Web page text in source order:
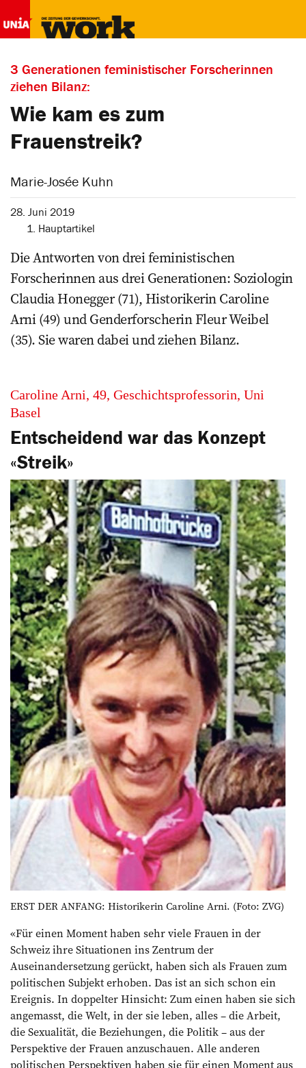
3 Generationen feministischer Forscherinnen
ziehen Bilanz:
Wie kam es zum
Frauenstreik?
Marie-Josée Kuhn
28. Juni 2019
1. Hauptartikel
Die Antworten von drei feministischen
Forscherinnen aus drei Generationen: Soziologin
Claudia Honegger (71), Historikerin Caroline
Arni (49) und Genderforscherin Fleur Weibel
(35). Sie waren dabei und ziehen Bilanz.
Caroline Arni, 49, Geschichtsprofessorin, Uni
Basel
Entscheidend war das ­Konzept
«Streik»
ERST DER ANFANG: Historikerin Caroline Arni. (Foto: ZVG)
«Für einen Moment haben sehr viele Frauen in der
Schweiz ihre ­Situationen ins Zen­trum der
Auseinandersetzung gerückt, haben sich als Frauen zum
politischen Subjekt erhoben. Das ist an sich schon ein
Ereignis. In doppelter Hinsicht: Zum einen haben sie sich
angemasst, die Welt, in der sie leben, alles – die Arbeit,
die Sexualität, die Beziehungen, die Politik – aus der
Perspektive der Frauen anzuschauen. Alle anderen
politischen Perspektiven haben sie für einen Moment aus